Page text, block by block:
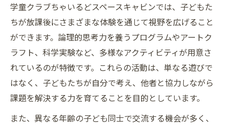
学童クラブちゃいるどスペースキャビンでは、子どもた
ちが放課後にさまざまな体験を通じて視野を広げること
ができます。論理的思考力を養うプログラムやアートク
ラフト、科学実験など、多様なアクティビティが用意さ
れているのが特徴です。これらの活動は、単なる遊びで
はなく、子どもたちが自分で考え、他者と協力しながら
課題を解決する力を育てることを目的としています。
また、異なる年齢の子ども同士で交流する機会が多く、